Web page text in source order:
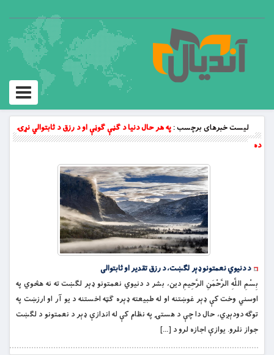
Toggle
لیست خبرهای برچسب :په هر حال دنيا د ګڼې ګوڼې او د رزق د ثابتوالي نړۍ
ده
د دنیوي نعمتونو ډېر لګښت، د رزق تقدیر او ثابتوالی
بِسْمِ اللَّهِ الرَّحْمَنِ الرَّحِيمِ دين، بشر د دنيوي نعمتونو ډېر لګښت ته نه هڅوي په
اوسني وخت کې ډېر غوښتنه او له طبيعته ډېره ګټه اخستنه د يو آر او ارزښت په
توګه دودېږي، حال دا چې د هستۍ په نظام کې له اندازې ډېر د نعمتونو د لګښت
جواز نلرو. يوازې اجازه لرو د […]